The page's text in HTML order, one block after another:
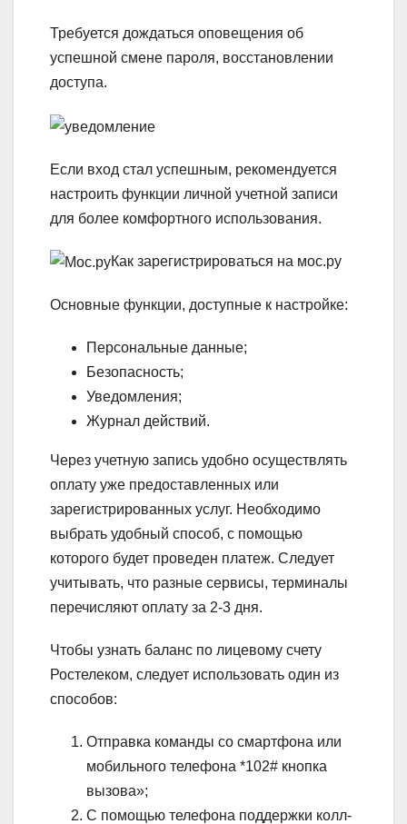
Требуется дождаться оповещения об
успешной смене пароля, восстановлении
доступа.
Если вход стал успешным, рекомендуется
настроить функции личной учетной записи
для более комфортного использования.
Как зарегистрироваться на мос.ру
Основные функции, доступные к настройке:
Персональные данные;
Безопасность;
Уведомления;
Журнал действий.
Через учетную запись удобно осуществлять
оплату уже предоставленных или
зарегистрированных услуг. Необходимо
выбрать удобный способ, с помощью
которого будет проведен платеж. Следует
учитывать, что разные сервисы, терминалы
перечисляют оплату за 2-3 дня.
Чтобы узнать баланс по лицевому счету
Ростелеком, следует использовать один из
способов:
Отправка команды со смартфона или
мобильного телефона *102# кнопка
вызова»;
С помощью телефона поддержки колл-